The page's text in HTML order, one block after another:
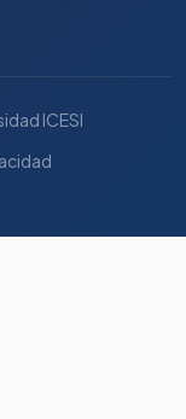
ICESI